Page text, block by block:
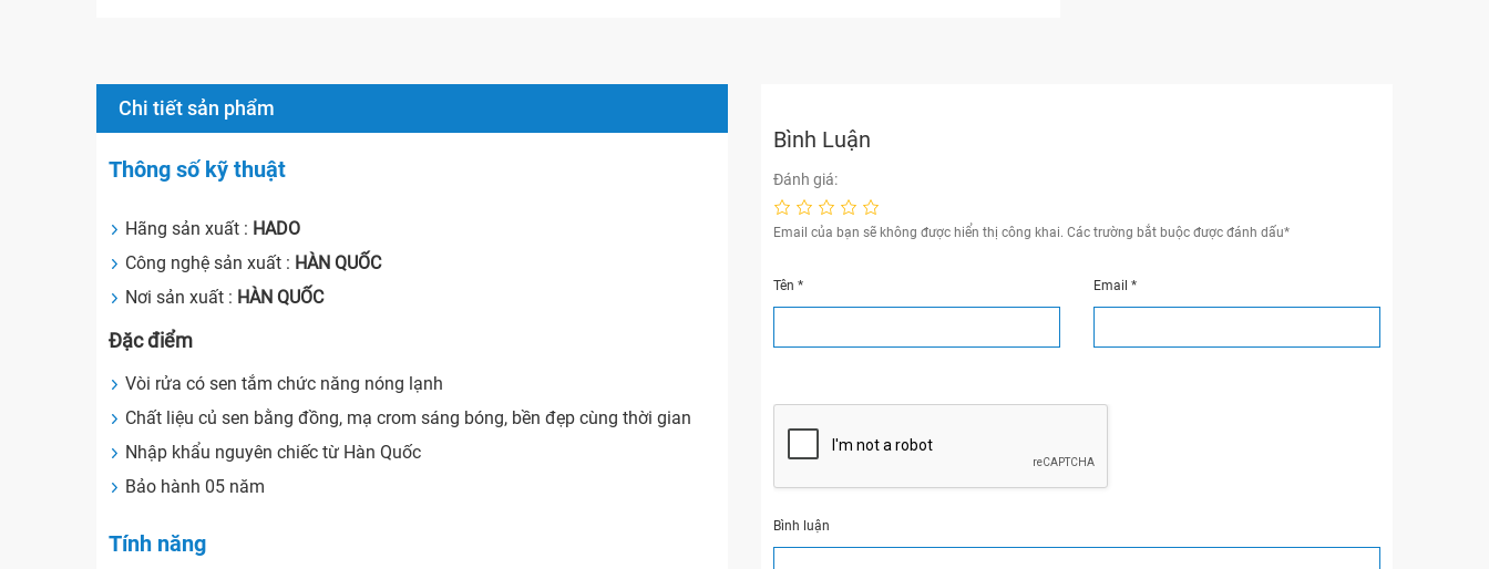
Chi tiết sản phẩm
Thông số kỹ thuật
Hãng sản xuất : HADO
Công nghệ sản xuất : HÀN QUỐC
Nơi sản xuất : HÀN QUỐC
Đặc điểm
Vòi rửa có sen tắm chức năng nóng lạnh
Chất liệu củ sen bằng đồng, mạ crom sáng bóng, bền đẹp cùng thời gian
Nhập khẩu nguyên chiếc từ Hàn Quốc
Bảo hành 05 năm
Tính năng
Bình Luận
Đánh giá:
Email của bạn sẽ không được hiển thị công khai. Các trường bắt buộc được đánh dấu*
Tên* Email *
Bình luận